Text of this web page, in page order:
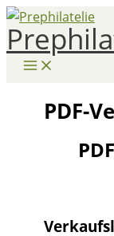
Zum
Inhalt
springen
PDF-